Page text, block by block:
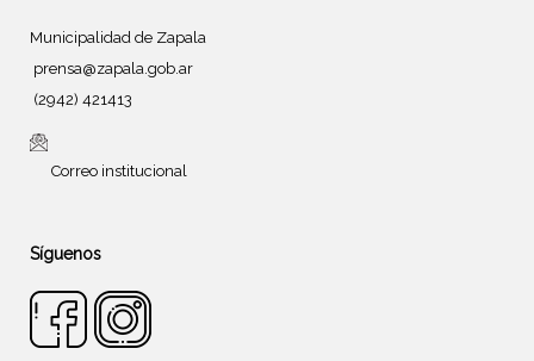
Municipalidad de Zapala
prensa@zapala.gob.ar
(2942) 421413
Correo institucional
Síguenos